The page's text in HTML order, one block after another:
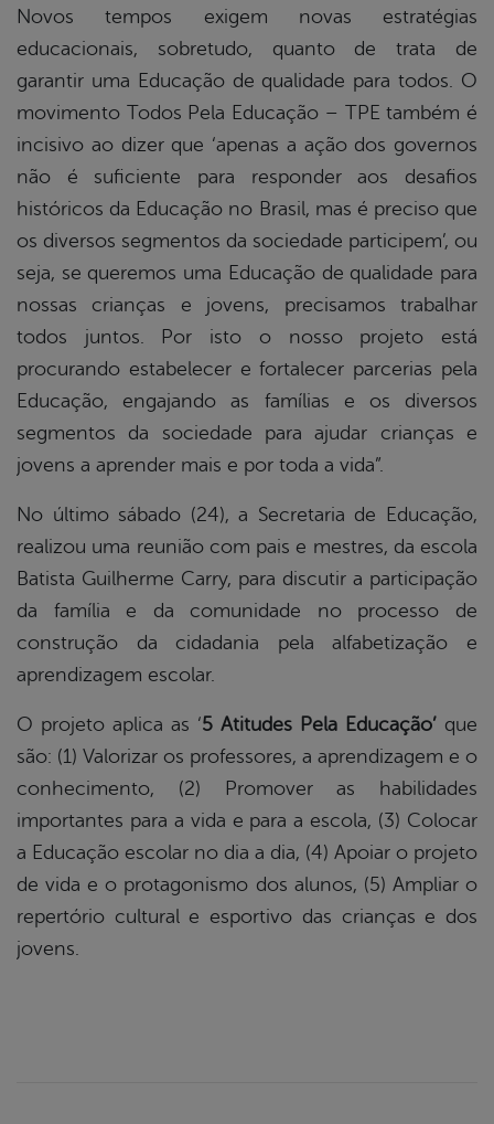
Novos tempos exigem novas estratégias
educacionais, sobretudo, quanto de trata de
garantir uma Educação de qualidade para todos. O
movimento Todos Pela Educação – TPE também é
incisivo ao dizer que ‘apenas a ação dos governos
não é suficiente para responder aos desafios
históricos da Educação no Brasil, mas é preciso que
os diversos segmentos da sociedade participem’, ou
seja, se queremos uma Educação de qualidade para
nossas crianças e jovens, precisamos trabalhar
todos juntos. Por isto o nosso projeto está
procurando estabelecer e fortalecer parcerias pela
Educação, engajando as famílias e os diversos
segmentos da sociedade para ajudar crianças e
jovens a aprender mais e por toda a vida”.
No último sábado (24), a Secretaria de Educação,
realizou uma reunião com pais e mestres, da escola
Batista Guilherme Carry, para discutir a participação
da família e da comunidade no processo de
construção da cidadania pela alfabetização e
aprendizagem escolar.
O projeto aplica as ‘5 Atitudes Pela Educação’ que
são: (1) Valorizar os professores, a aprendizagem e o
conhecimento, (2) Promover as habilidades
importantes para a vida e para a escola, (3) Colocar
a Educação escolar no dia a dia, (4) Apoiar o projeto
de vida e o protagonismo dos alunos, (5) Ampliar o
repertório cultural e esportivo das crianças e dos
jovens.